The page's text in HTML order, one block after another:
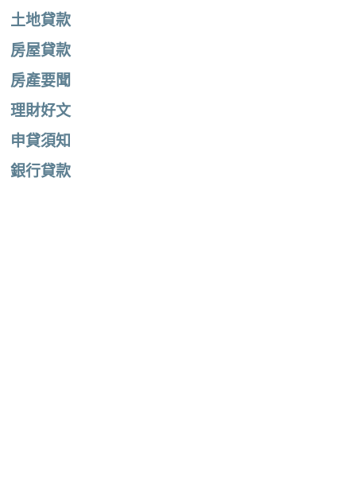
土地貸款
房屋貸款
房產要聞
理財好文
申貸須知
銀行貸款